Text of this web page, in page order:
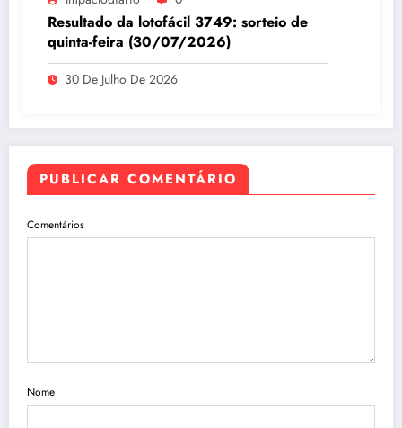
Resultado da lotofácil 3749: sorteio de
quinta-feira (30/07/2026)
30 De Julho De 2026
PUBLICAR COMENTÁRIO
Comentários
Nome